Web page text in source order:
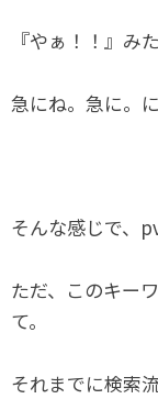
『やぁ！！』み
急にね。急に。に
そんな感じで、
ただ、このキー
て。
それまでに検索